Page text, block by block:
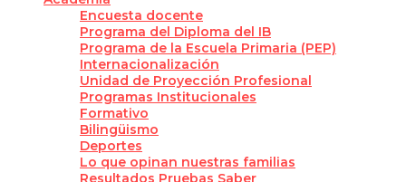
Encuesta docente
Programa del Diploma del IB
Programa de la Escuela Primaria (PEP)
Internacionalización
Unidad de Proyección Profesional
Programas Institucionales
Formativo
Bilingüismo
Deportes
Lo que opinan nuestras familias
Resultados Pruebas Saber